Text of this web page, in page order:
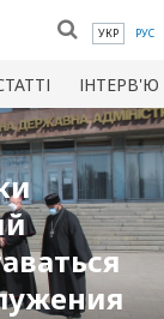
УКР РУС
ІНТЕРВ'Ю